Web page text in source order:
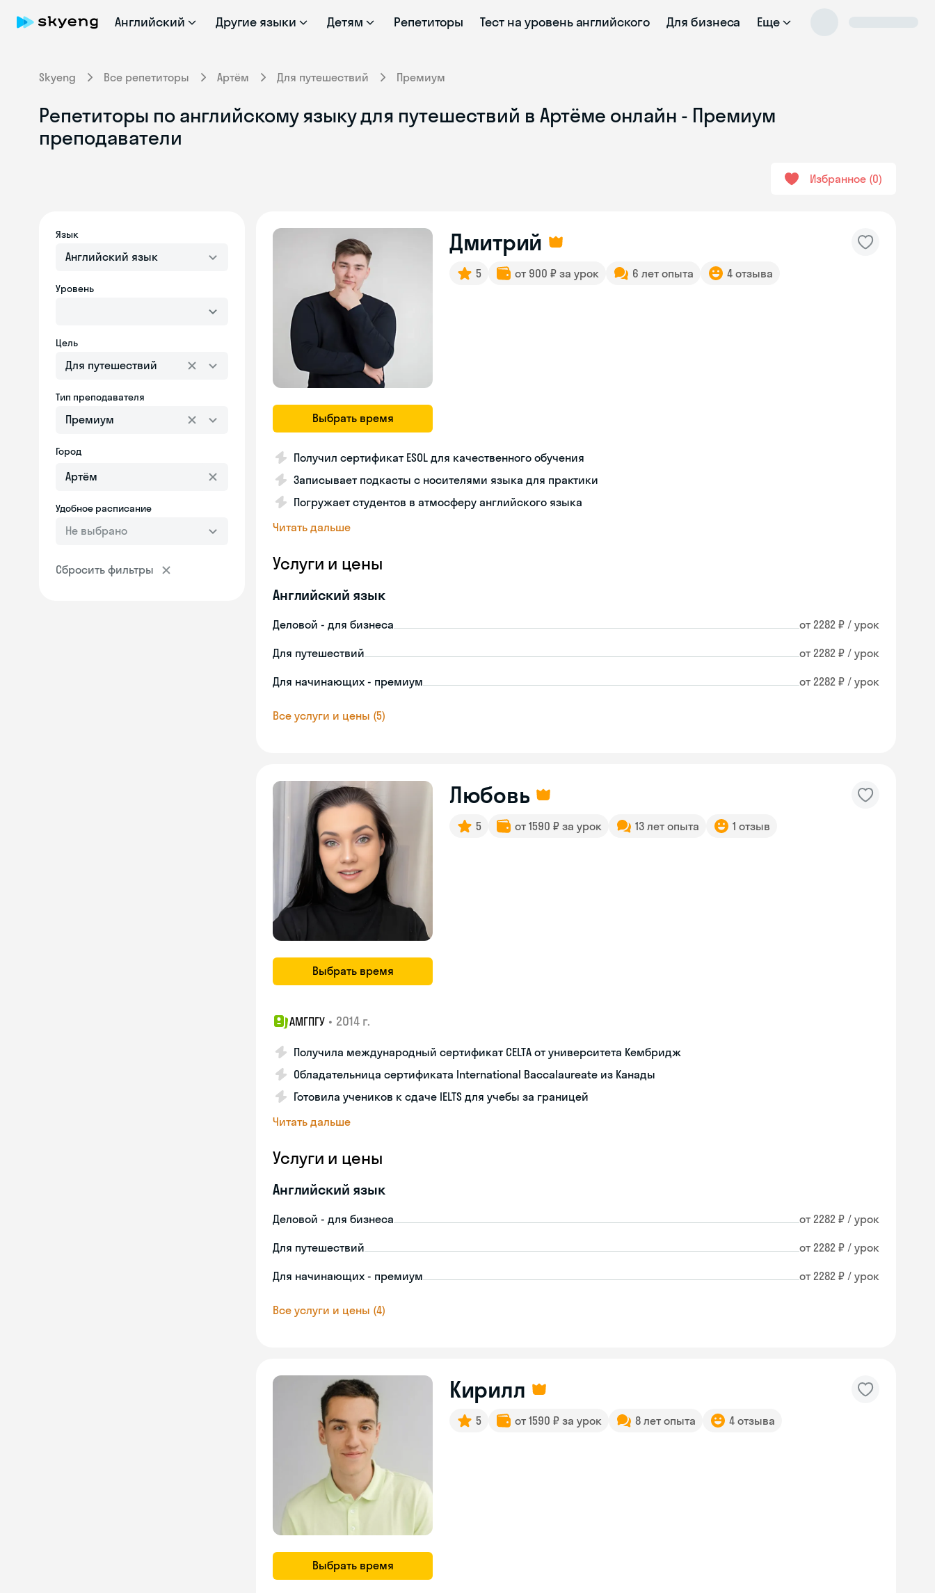
Английский Другие языки Детям Репетиторы Тест на уровень английского Для бизнеса Еще
Skyeng Все репетиторы Артём Для путешествий Премиум
Репетиторы по английскому языку для путешествий в Артёме онлайн - Премиум
преподаватели
Избранное 0
Язык
Английский язык
Уровень
Цель
Для путешествий
Тип преподавателя
Премиум
Город
Удобное расписание
Не выбрано
Сбросить фильтры
Выбрать время
Дмитрий
5 от 900 ₽ за урок 6 лет опыта 4 отзыва
Получил сертификат ESOL для качественного обучения
Записывает подкасты с носителями языка для практики
Погружает студентов в атмосферу английского языка
Читать дальше
Услуги и цены
Английский язык
Деловой - для бизнеса от 2282 ₽ / урок
Для путешествий от 2282 ₽ / урок
Для начинающих - премиум от 2282 ₽ / урок
Все услуги и цены (5)
Выбрать время
Любовь
5 от 1590 ₽ за урок 13 лет опыта 1 отзыв
АМГПГУ • 2014 г.
Получила международный сертификат CELTA от университета Кембридж
Обладательница сертификата International Baccalaureate из Канады
Готовила учеников к сдаче IELTS для учебы за границей
Читать дальше
Услуги и цены
Английский язык
Деловой - для бизнеса от 2282 ₽ / урок
Для путешествий от 2282 ₽ / урок
Для начинающих - премиум от 2282 ₽ / урок
Все услуги и цены (4)
Выбрать время
Кирилл
5 от 1590 ₽ за урок 8 лет опыта 4 отзыва